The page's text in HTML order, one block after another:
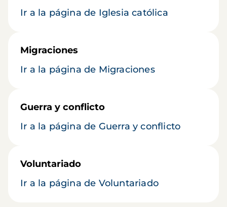
Ir a la página de Iglesia católica
Migraciones
Ir a la página de Migraciones
Guerra y conflicto
Ir a la página de Guerra y conflicto
Voluntariado
Ir a la página de Voluntariado